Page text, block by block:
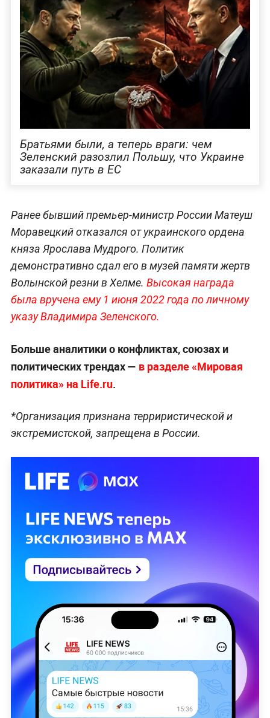
Братьями были, а теперь враги: чем
Зеленский разозлил Польшу, что Украине
заказали путь в ЕС
Ранее бывший премьер-министр России Матеуш
Моравецкий отказался от украинского ордена
княза Ярослава Мудрого. Политик
демонстративно сдал его в музей памяти жертв
Волынской резни в Хелме. Высокая награда
была вручена ему 1 июня 2022 года по личному
указу Владимира Зеленского.
Больше аналитики о конфликтах, союзах и
политических трендах — в разделе «Мировая
политика» на Life.ru.
*Организация признана терриристической и
экстремистской, запрещена в России.